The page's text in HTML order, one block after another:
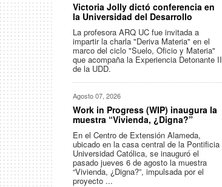
Victoria Jolly dictó conferencia en
la Universidad del Desarrollo
La profesora ARQ UC fue invitada a
impartir la charla "Deriva Materia" en el
marco del ciclo "Suelo, Oficio y Materia"
que acompaña la Experiencia Detonante II
de la UDD.
Agosto 07, 2026
Work in Progress (WIP) inaugura la
muestra “Vivienda, ¿Digna?”
En el Centro de Extensión Alameda,
ubicado en la casa central de la Pontificia
Universidad Católica, se inauguró el
pasado jueves 6 de agosto la muestra
“Vivienda, ¿Digna?”, impulsada por el
proyecto ...